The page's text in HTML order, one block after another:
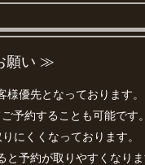
願い ≫
優先となっております。
予約することも可能です
くくなっております。
予約が取りやすくなり